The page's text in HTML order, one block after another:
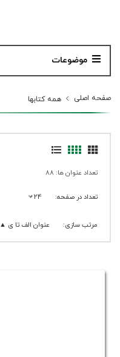
موضوعات
صفحه اصلی همه کتابها
تعداد عنوان ها: 88
تعداد در صفحه: 24
مرتب سازی: عنوان الف تا ی ▲